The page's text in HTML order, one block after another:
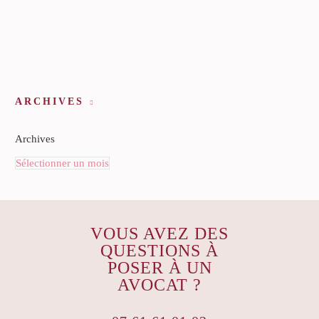
ARCHIVES
Archives
Sélectionner un mois
VOUS AVEZ DES
QUESTIONS À
POSER À UN
AVOCAT ?